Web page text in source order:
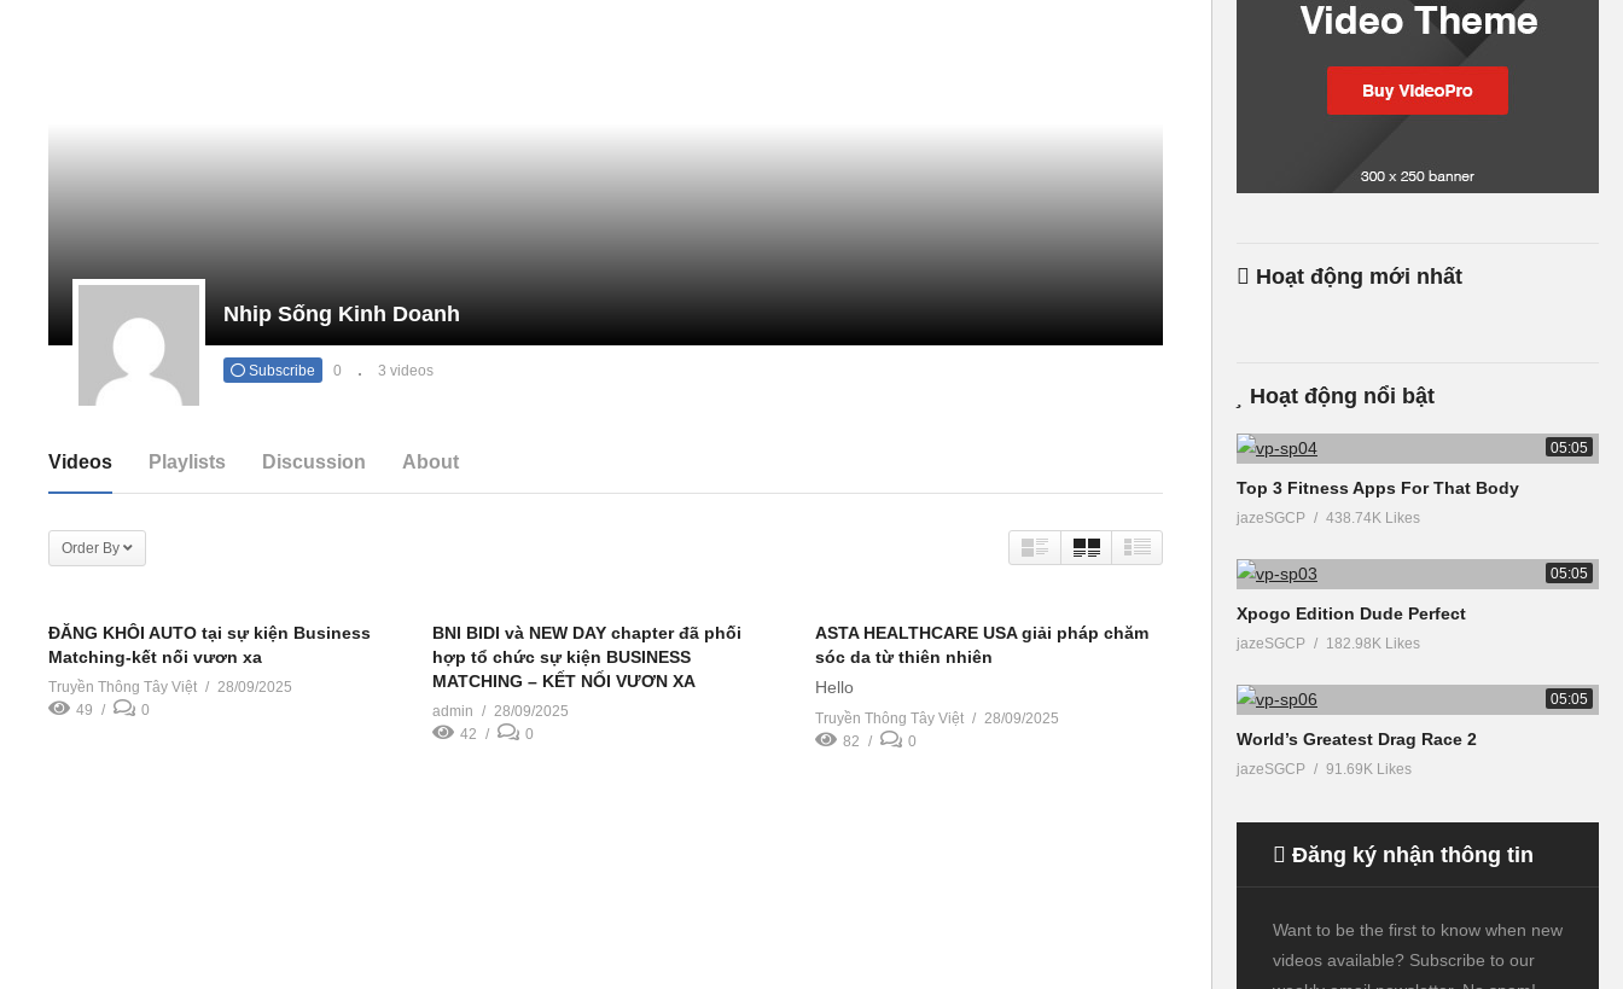
Nhip Sống Kinh Doanh
Subscribe 0 3 videos
Videos Playlists Discussion About
Order By
ĐĂNG KHÔI AUTO tại sự kiện Business
Matching-kết nối vươn xa
Truyền Thông Tây Việt
28/09/2025
49
0
BNI BIDI và NEW DAY chapter đã phối
hợp tổ chức sự kiện BUSINESS
MATCHING – KẾT NỐI VƯƠN XA
admin
28/09/2025
42
0
ASTA HEALTHCARE USA giải pháp chăm
sóc da từ thiên nhiên
Hello
Truyền Thông Tây Việt
28/09/2025
82
0
Hoạt động mới nhất
Hoạt động nổi bật
05:05
Top 3 Fitness Apps For That Body
jazeSGCP 438.74K Likes
05:05
Xpogo Edition Dude Perfect
jazeSGCP 182.98K Likes
05:05
World’s Greatest Drag Race 2
jazeSGCP 91.69K Likes
Đăng ký nhận thông tin
Want to be the first to know when new
videos available? Subscribe to our